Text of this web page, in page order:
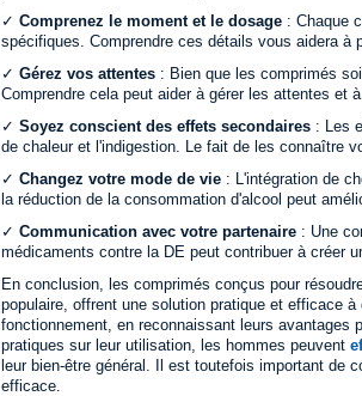
✓ Comprenez le moment et le dosage : Chaque
spécifiques. Comprendre ces détails vous aidera à
✓ Gérez vos attentes : Bien que les comprimés
Comprendre cela peut aider à gérer les attentes et
✓ Soyez conscient des effets secondaires : Les
de chaleur et l'indigestion. Le fait de les connaître
✓ Changez votre mode de vie : L'intégration de
la réduction de la consommation d'alcool peut
✓ Communication avec votre partenaire : Une
médicaments contre la DE peut contribuer à créer
En conclusion, les comprimés conçus pour
populaire, offrent une solution pratique et efficace
fonctionnement, en reconnaissant leurs avantages
pratiques sur leur utilisation, les hommes peuvent
leur bien-être général. Il est toutefois important de
efficace.